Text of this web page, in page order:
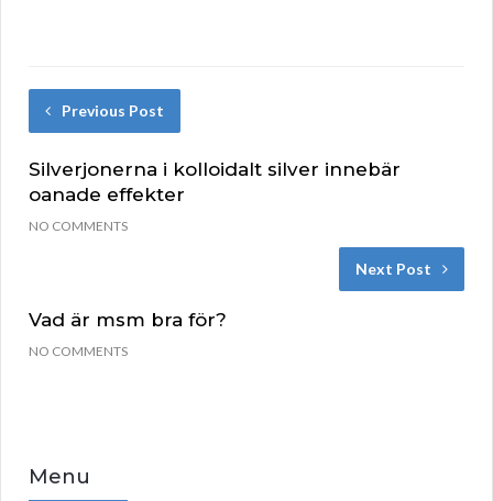
Previous Post
Silverjonerna i kolloidalt silver innebär
oanade effekter
NO COMMENTS
Next Post
Vad är msm bra för?
NO COMMENTS
Menu